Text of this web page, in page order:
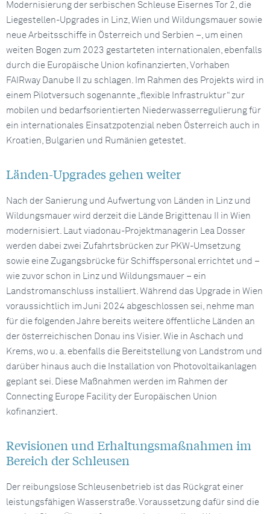
Modernisierung der serbischen Schleuse Eisernes Tor 2, die
Liegestellen-Upgrades in Linz, Wien und Wildungsmauer sowie
neue Arbeitsschiffe in Österreich und Serbien –, um einen
weiten Bogen zum 2023 gestarteten internationalen, ebenfalls
durch die Europäische Union kofinanzierten, Vorhaben
FAIRway Danube II zu schlagen. Im Rahmen des Projekts wird in
einem Pilotversuch sogenannte „flexible Infrastruktur“ zur
mobilen und bedarfsorientierten Niederwasserregulierung für
ein internationales Einsatzpotenzial neben Österreich auch in
Kroatien, Bulgarien und Rumänien getestet.
Länden-Upgrades gehen weiter
Nach der Sanierung und Aufwertung von Länden in Linz und
Wildungsmauer wird derzeit die Lände Brigittenau II in Wien
modernisiert. Laut viadonau-Projektmanagerin Lea Dosser
werden dabei zwei Zufahrtsbrücken zur PKW-Umsetzung
sowie eine Zugangsbrücke für Schiffspersonal errichtet und –
wie zuvor schon in Linz und Wildungsmauer – ein
Landstromanschluss installiert. Während das Upgrade in Wien
voraussichtlich im Juni 2024 abgeschlossen sei, nehme man
für die folgenden Jahre bereits weitere öffentliche Länden an
der österreichischen Donau ins Visier. Wie in Aschach und
Krems, wo u. a. ebenfalls die Bereitstellung von Landstrom und
darüber hinaus auch die Installation von Photovoltaikanlagen
geplant sei. Diese Maßnahmen werden im Rahmen der
Connecting Europe Facility der Europäischen Union
kofinanziert.
Revisionen und Erhaltungsmaßnahmen im
Bereich der Schleusen
Der reibungslose Schleusenbetrieb ist das Rückgrat einer
leistungsfähigen Wasserstraße. Voraussetzung dafür sind die